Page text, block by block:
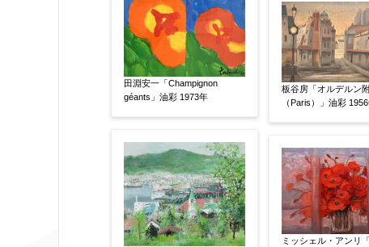
サイン等の有無 【任意】
サイン有(自筆)
サイン無 印有
その他
制作年 【任意】
田淵安一「Champignon
géants」油彩 1973年
板谷房「オルデルン
（Paris）」油彩
ミッシェル・アンリ